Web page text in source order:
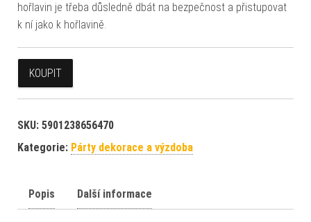
hořlavin je třeba důsledně dbát na bezpečnost a přistupovat
k ní jako k hořlavině.
KOUPIT
SKU: 5901238656470
Kategorie: Párty dekorace a výzdoba
Popis Další informace